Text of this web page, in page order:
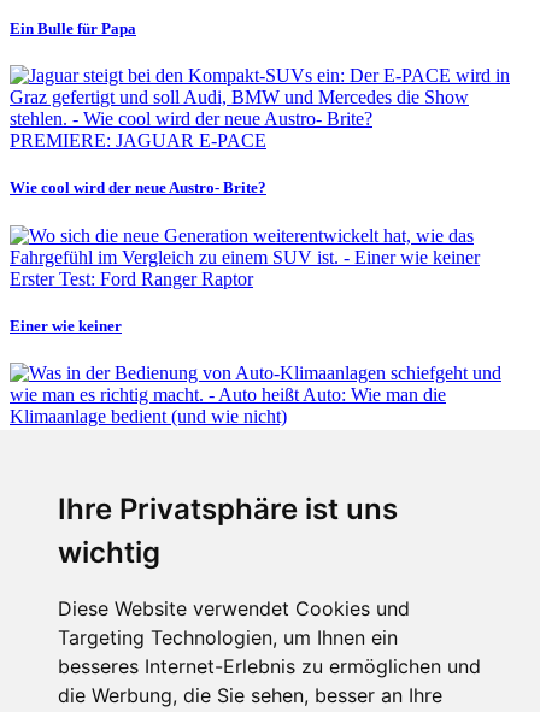
Ihre Privatsphäre ist uns
wichtig
Diese Website verwendet Cookies und
Targeting Technologien, um Ihnen ein
besseres Internet-Erlebnis zu ermöglichen und
die Werbung, die Sie sehen, besser an Ihre
Ein Bulle für Papa
PREMIERE: JAGUAR E-PACE
Wie cool wird der neue Austro- Brite?
Erster Test: Ford Ranger Raptor
Einer wie keiner
Auto heißt Auto: Wie man die Klimaanlage bedient (und wie nicht)
Fabian Steiner
Der großen Katzensprung mit dem Jaguar Type 01